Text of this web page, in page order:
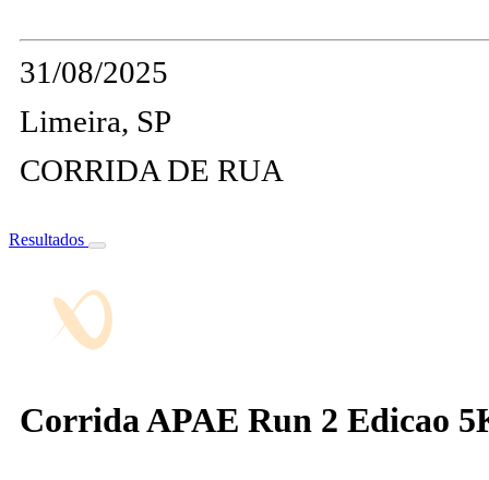
31/08/2025
Limeira, SP
CORRIDA DE RUA
Resultados
Corrida APAE Run 2 Edicao